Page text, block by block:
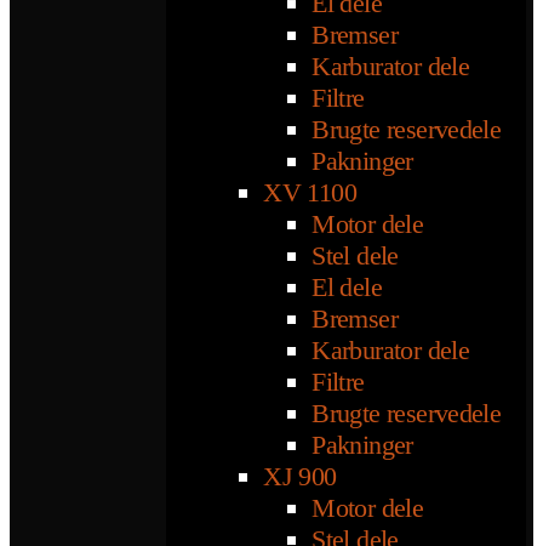
Bremser
Karburator dele
Filtre
Brugte reservedele
Pakninger
XV 1100
Motor dele
Stel dele
El dele
Bremser
Karburator dele
Filtre
Brugte reservedele
Pakninger
XJ 900
Motor dele
Stel dele